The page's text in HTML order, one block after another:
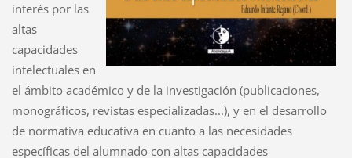
interés por las
altas
capacidades
intelectuales en
el ámbito académico y de la investigación (publicaciones,
monográficos, revistas especializadas...), y en el desarrollo
de normativa educativa en cuanto a las necesidades
específicas del alumnado con altas capacidades